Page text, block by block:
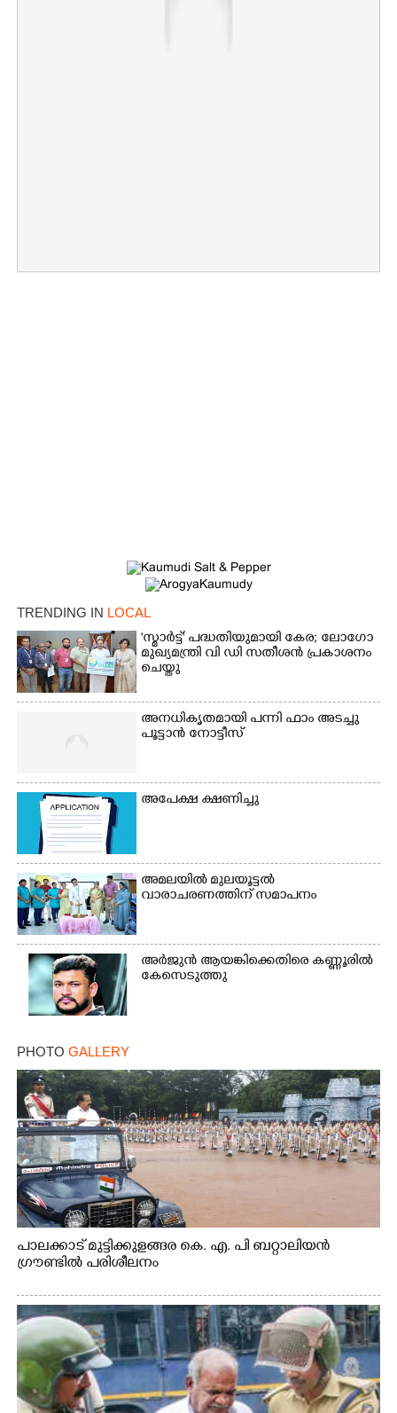
TRENDING IN LOCAL
'സ്മാർട്ട്' പദ്ധതിയുമായി കേര; ലോഗോ
മുഖ്യമന്ത്രി വി ഡി സതീശൻ പ്രകാശനം
ചെയ്തു
അനധികൃതമായി പന്നി ഫാം അടച്ചു
പൂട്ടാൻ നോട്ടീസ്
അപേക്ഷ ക്ഷണിച്ചു
അമലയിൽ മുലയൂട്ടൽ
വാരാചരണത്തിന് സമാപനം
അർജുൻ ആയങ്കിക്കെതിരെ കണ്ണൂരിൽ
കേസെടുത്തു
PHOTO GALLERY
പാലക്കാട് മുട്ടിക്കുളങ്ങര കെ. എ. പി ബറ്റാലിയൻ
ഗ്രൗണ്ടിൽ പരിശീലനം